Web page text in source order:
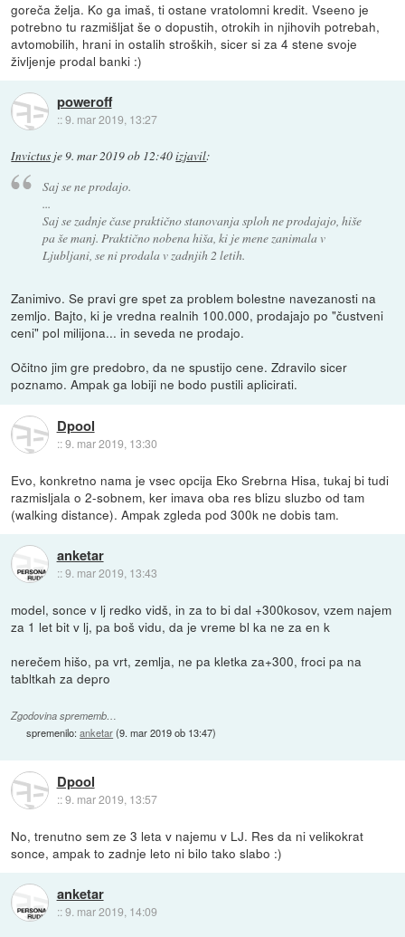
goreča želja. Ko ga imaš, ti ostane vratolomni kredit. Vseeno je
potrebno tu razmišljat še o dopustih, otrokih in njihovih potrebah,
avtomobilih, hrani in ostalih stroških, sicer si za 4 stene svoje
življenje prodal banki :)
poweroff
::9. mar 2019, 13:27
Invictus je9. mar 2019 ob 12:40izjavil:
Saj se ne prodajo.
...
Saj se zadnje čase praktično stanovanja sploh ne prodajajo, hiše
pa še manj. Praktično nobena hiša, ki je mene zanimala v
Ljubljani, se ni prodala v zadnjih 2 letih.
Zanimivo. Se pravi gre spet za problem bolestne navezanosti na
zemljo. Bajto, ki je vredna realnih 100.000, prodajajo po "čustveni
ceni" pol milijona... in seveda ne prodajo.
Očitno jim gre predobro, da ne spustijo cene. Zdravilo sicer
poznamo. Ampak ga lobiji ne bodo pustili aplicirati.
Dpool
::9. mar 2019, 13:30
Evo, konkretno nama je vsec opcija Eko Srebrna Hisa, tukaj bi tudi
razmisljala o 2-sobnem, ker imava oba res blizu sluzbo od tam
(walking distance). Ampak zgleda pod 300k ne dobis tam.
anketar
::9. mar 2019, 13:43
model, sonce v lj redko vidš, in za to bi dal +300kosov, vzem najem
za 1 let bit v lj, pa boš vidu, da je vreme bl ka ne za en k
nerečem hišo, pa vrt, zemlja, ne pa kletka za+300, froci pa na
tabltkah za depro
Zgodovina sprememb…
spremenilo:anketar(9. mar 2019 ob 13:47)
Dpool
::9. mar 2019, 13:57
No, trenutno sem ze 3 leta v najemu v LJ. Res da ni velikokrat
sonce, ampak to zadnje leto ni bilo tako slabo :)
anketar
::9. mar 2019, 14:09